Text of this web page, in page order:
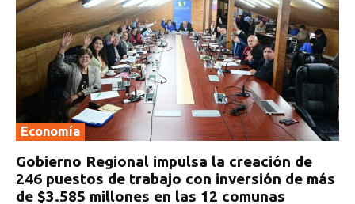
Economía
Gobierno Regional impulsa la creación de
246 puestos de trabajo con inversión de más
de $3.585 millones en las 12 comunas